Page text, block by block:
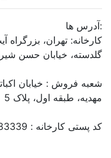
آدرس ها:
کارخانه: تهران، بزرگراه
گلدسته، خیابان حسن
شعبه فروش : خیابان
مهدیه، طبقه اول، پلاک 5
کد پستی کارخانه : 3318683339